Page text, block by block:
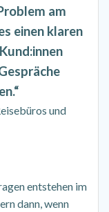
am
einen klaren
und
entstehen im
dann, wenn